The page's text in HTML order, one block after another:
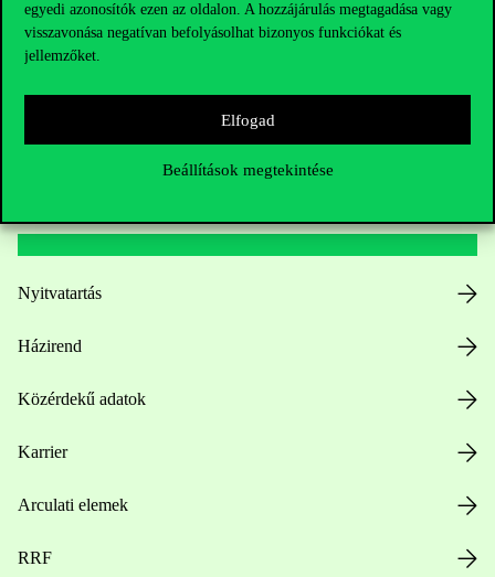
egyedi azonosítók ezen az oldalon. A hozzájárulás megtagadása vagy
visszavonása negatívan befolyásolhat bizonyos funkciókat és
jellemzőket.
Elfogad
Beállítások megtekintése
Sajtó:press@uni-corvinus.hu
Nyitvatartás
Házirend
Közérdekű adatok
Karrier
Arculati elemek
RRF